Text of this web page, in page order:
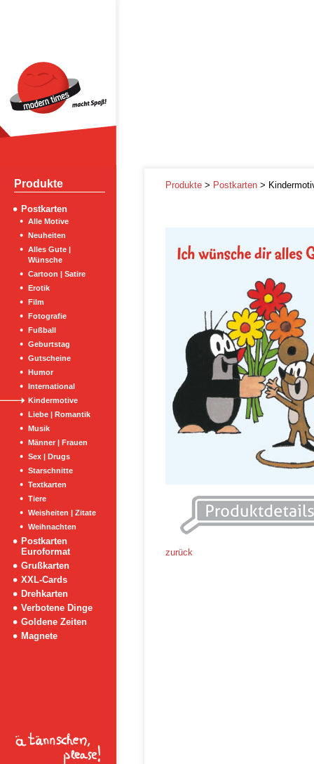
Produkte
Postkarten
Alle Motive
Neuheiten
Alles Gute |
Wünsche
Cartoon | Satire
Erotik
Film
Fotografie
Fußball
Geburtstag
Gutscheine
Humor
International
Kindermotive
Liebe | Romantik
Musik
Männer | Frauen
Sex | Drugs
Starschnitte
Textkarten
Tiere
Weisheiten | Zitate
Weihnachten
Postkarten
Euroformat
Grußkarten
XXL-Cards
Drehkarten
Verbotene Dinge
Goldene Zeiten
Magnete
Produkte > Postkarten >
zurück